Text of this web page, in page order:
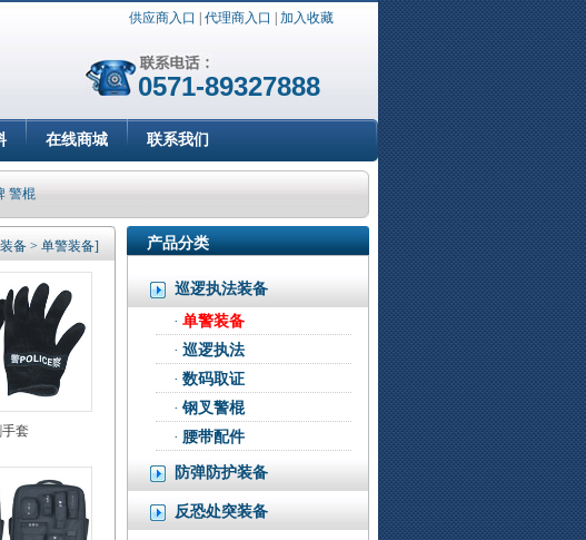
供应商入口 代理商入口 加入收藏
0571-89327888
在线商城 联系我们
警棍
备 > 单警装备]
套
产品分类
巡逻执法装备
· 单警装备
· 巡逻执法
· 数码取证
· 钢叉警棍
· 腰带配件
防弹防护装备
反恐处突装备